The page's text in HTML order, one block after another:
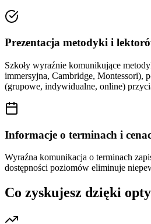
Prezentacja metodyki i
Szkoły wyraźnie komunikujące
immersyjna, Cambridge, Montessori),
(grupowe, indywidualne, online)
Informacje o terminach i
Wyraźna komunikacja o terminach
dostępności poziomów eliminuje
Co zyskujesz dzięki